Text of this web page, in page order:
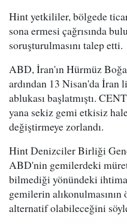
Hint yetkililer, bölgede
sona ermesi çağrısında
soruşturulmasını talep etti.
ABD, İran'ın Hürmüz
ardından 13 Nisan'da İran
ablukası başlatmıştı.
yana sekiz gemi etkisiz
değiştirmeye zorlandı.
Hint Denizciler Birliği
ABD'nin gemilerdeki
bilmediği yönündeki
gemilerin
alternatif olabileceğini